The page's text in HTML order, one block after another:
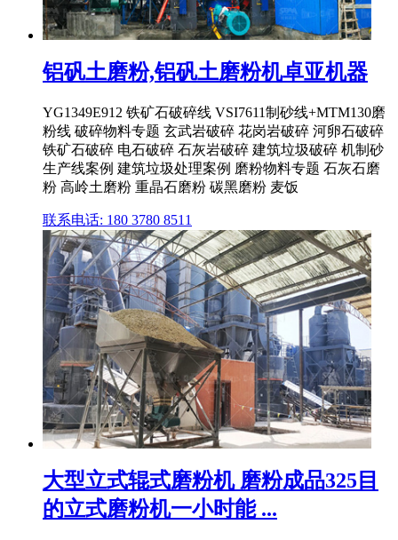
铝矾土磨粉,铝矾土磨粉机卓亚机器
YG1349E912 铁矿石破碎线 VSI7611制砂线+MTM130磨
粉线 破碎物料专题 玄武岩破碎 花岗岩破碎 河卵石破碎
铁矿石破碎 电石破碎 石灰岩破碎 建筑垃圾破碎 机制砂
生产线案例 建筑垃圾处理案例 磨粉物料专题 石灰石磨
粉 高岭土磨粉 重晶石磨粉 碳黑磨粉 麦饭
联系电话: 180 3780 8511
大型立式辊式磨粉机 磨粉成品325目
的立式磨粉机一小时能 ...